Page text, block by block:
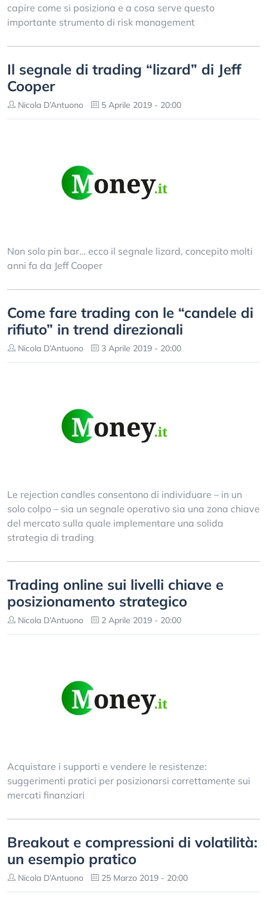
capire come si posiziona e a cosa serve questo
importante strumento di risk management
Il segnale di trading “lizard” di Jeff
Cooper
Nicola D’Antuono 5 Aprile 2019 - 20:00
Non solo pin bar… ecco il segnale lizard, concepito molti
anni fa da Jeff Cooper
Come fare trading con le “candele di
rifiuto” in trend direzionali
Nicola D’Antuono 3 Aprile 2019 - 20:00
Le rejection candles consentono di individuare – in un
solo colpo – sia un segnale operativo sia una zona chiave
del mercato sulla quale implementare una solida
strategia di trading
Trading online sui livelli chiave e
posizionamento strategico
Nicola D’Antuono 2 Aprile 2019 - 20:00
Acquistare i supporti e vendere le resistenze:
suggerimenti pratici per posizionarsi correttamente sui
mercati finanziari
Breakout e compressioni di volatilità:
un esempio pratico
Nicola D’Antuono 25 Marzo 2019 - 20:00